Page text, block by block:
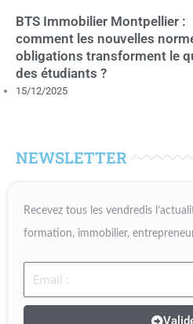
BTS Immobilier Montpellier :
comment les nouvelles
obligations transforment le
des étudiants ?
15/12/2025
NEWSLETTER
Recevez tous les vendredis
formation, immobilier,
Email